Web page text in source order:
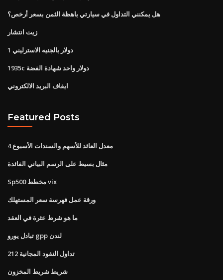
هل يمكنني التداول في سيارتي باهظة الثمن بسعر أرخص؟
زيت انتشار
1 دولار بالجنيه الاسترليني
1935c دولار واحد شهادة الفضة
ايقاف البريد الالكتروني
Featured Posts
معدل العائد للأسهم والسندات الأسبوع 4
مثال بسيط على الرسم البياني الفائدة
Sp500 مخطط vix
ورقة عمل فهرسة سعر المستهلك
ما هو شرط عثرة في العقد
تبادل يورو gpp لندن
تداول النقود المجانية 212
شريط شريط المخزون